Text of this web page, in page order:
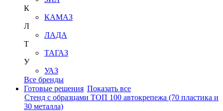
К
КАМАЗ
Л
ЛАДА
Т
ТАГАЗ
У
УАЗ
Все бренды
Готовые решения Показать все
Стенд с образцами ТОП 100 автокрепежа (70 пластика и
30 металла)